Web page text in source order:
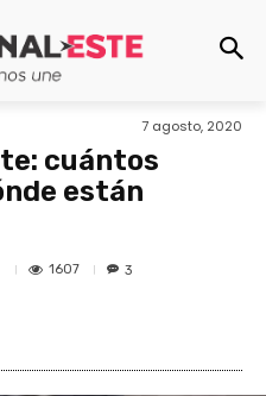
7 agosto, 2020
cuántos
están
1607 3